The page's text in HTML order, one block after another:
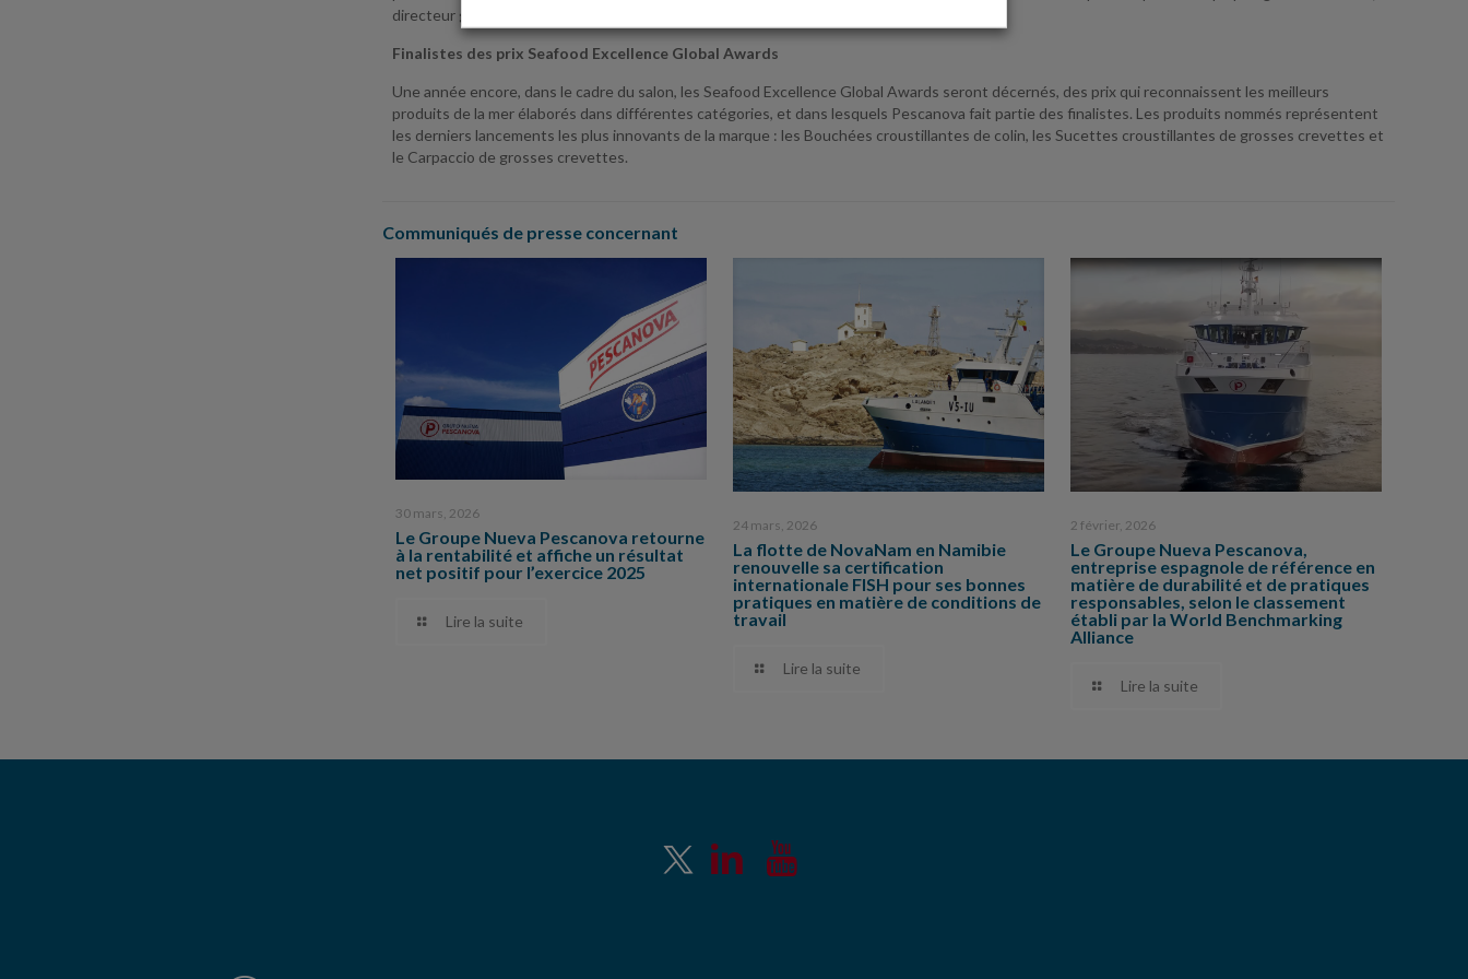
directeur général de Nueva Pescanova.
Finalistes des prix Seafood Excellence Global Awards
Une année encore, dans le cadre du salon, les Seafood Excellence Global Awards seront décernés, des prix qui reconnaissent les meilleurs
produits de la mer élaborés dans différentes catégories, et dans lesquels Pescanova fait partie des finalistes. Les produits nommés représentent
les derniers lancements les plus innovants de la marque : les Bouchées croustillantes de colin, les Sucettes croustillantes de grosses crevettes et
le Carpaccio de grosses crevettes.
Communiqués de presse concernant
30 mars, 2026
Le Groupe Nueva Pescanova retourne
à la rentabilité et affiche un résultat
net positif pour l’exercice 2025
Lire la suite
24 mars, 2026
La flotte de NovaNam en Namibie
renouvelle sa certification
internationale FISH pour ses bonnes
pratiques en matière de conditions de
travail
Lire la suite
2 février, 2026
Le Groupe Nueva Pescanova,
entreprise espagnole de référence en
matière de durabilité et de pratiques
responsables, selon le classement
établi par la World Benchmarking
Alliance
Lire la suite